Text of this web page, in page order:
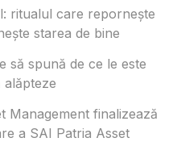
ritualul care repornește
starea de bine
să spună de ce le este
alăpteze
Management finalizează
a SAI Patria Asset